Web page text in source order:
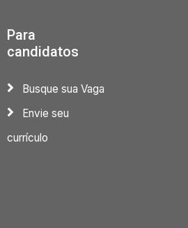
Para
candidatos
Busque sua Vaga
Envie seu
currículo